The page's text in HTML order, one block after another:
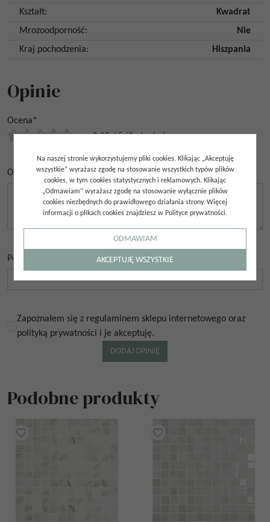
Kształt:
Kwadrat
Mrozoodporność:
Nie
Kraj pochodzenia: Hiszpania
Opinie
Ocena*
0.00/5(0głosów)
Opinia *
Podpis
Zapoznałem się z regulaminem sklepu internetowego oraz
polityką prywatności i je akceptuję.
Podobne produkty
Na naszej stronie wykorzystujemy pliki cookies. Klikając „Akceptuję
wszystkie” wyrażasz zgodę na stosowanie wszystkich typów plików
cookies, w tym cookies statystycznych i reklamowych. Klikając
„Odmawiam” wyrażasz zgodę na stosowanie wyłącznie plików
cookies niezbędnych do prawidłowego działania strony. Więcej
informacji o plikach cookies znajdziesz w Polityce prywatności.
ODMAWIAM
AKCEPTUJĘ WSZYSTKIE